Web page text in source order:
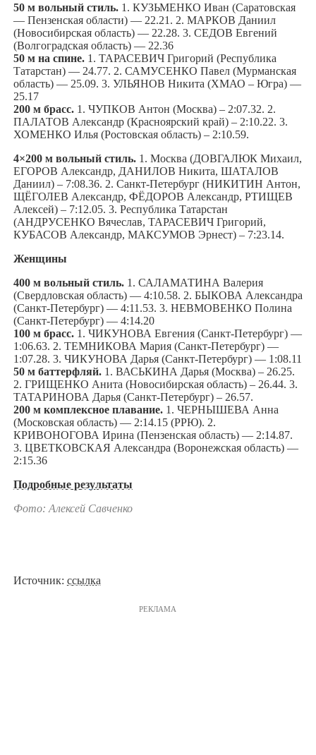
50 м вольный стиль.1. КУЗЬМЕНКО Иван (Саратовская
— Пензенская области) — 22.21. 2. МАРКОВ Даниил
(Новосибирская область) — 22.28. 3. СЕДОВ Евгений
(Волгоградская область) — 22.36
50 м на спине.1. ТАРАСЕВИЧ Григорий (Республика
Татарстан) — 24.77. 2. САМУСЕНКО Павел (Мурманская
область) — 25.09. 3. УЛЬЯНОВ Никита (ХМАО – Югра) —
25.17
200 м брасс. 1. ЧУПКОВ Антон (Москва) – 2:07.32. 2.
ПАЛАТОВ Александр (Красноярский край) – 2:10.22. 3.
ХОМЕНКО Илья (Ростовская область) – 2:10.59.
4×200 м вольный стиль.1. Москва (ДОВГАЛЮК Михаил,
ЕГОРОВ Александр, ДАНИЛОВ Никита, ШАТАЛОВ
Даниил) – 7:08.36. 2. Санкт-Петербург (НИКИТИН Антон,
ЩЁГОЛЕВ Александр, ФЁДОРОВ Александр, РТИЩЕВ
Алексей) – 7:12.05. 3. Республика Татарстан
(АНДРУСЕНКО Вячеслав, ТАРАСЕВИЧ Григорий,
КУБАСОВ Александр, МАКСУМОВ Эрнест) – 7:23.14.
Женщины
400 м вольный стиль.1. САЛАМАТИНА Валерия
(Свердловская область) — 4:10.58. 2. БЫКОВА Александра
(Санкт-Петербург) — 4:11.53. 3. НЕВМОВЕНКО Полина
(Санкт-Петербург) — 4:14.20
100 м брасс.1. ЧИКУНОВА Евгения (Санкт-Петербург) —
1:06.63. 2. ТЕМНИКОВА Мария (Санкт-Петербург) —
1:07.28. 3. ЧИКУНОВА Дарья (Санкт-Петербург) — 1:08.11
50 м баттерфляй.1. ВАСЬКИНА Дарья (Москва) – 26.25.
2. ГРИЩЕНКО Анита (Новосибирская область) – 26.44. 3.
ТАТАРИНОВА Дарья (Санкт-Петербург) – 26.57.
200 м комплексное плавание.1. ЧЕРНЫШЕВА Анна
(Московская область) — 2:14.15 (РРЮ). 2.
КРИВОНОГОВА Ирина (Пензенская область) — 2:14.87.
3. ЦВЕТКОВСКАЯ Александра (Воронежская область) —
2:15.36
Подробные результаты
Фото: Алексей Савченко
Источник: ссылка
РЕКЛАМА